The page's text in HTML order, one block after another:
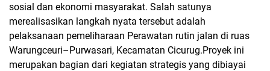
sosial dan ekonomi masyarakat. Salah satunya
merealisasikan langkah nyata tersebut adalah
pelaksanaan pemeliharaan Perawatan rutin jalan di ruas
Warungceuri–Purwasari, Kecamatan Cicurug.Proyek ini
merupakan bagian dari kegiatan strategis yang dibiayai